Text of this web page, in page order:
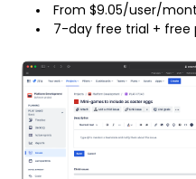
From $9.05/user/
7-day free trial + free